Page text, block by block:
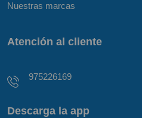
Nuestras marcas
Atención al cliente
975226169
Descarga la app